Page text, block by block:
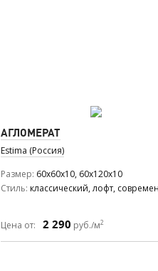
АГЛОМЕРАТ
Estima (Россия)
Размер 60x60x10, 60x120x10
Стиль классический, лофт,
Цена от: 2 290 руб./м2